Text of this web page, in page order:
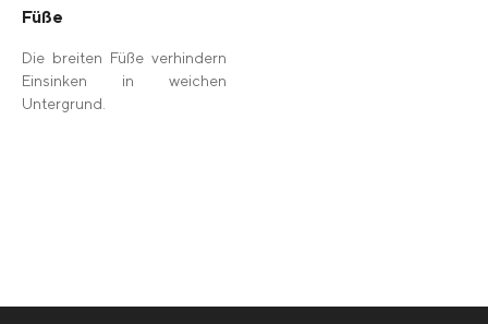
Füße
Die breiten Füße verhindern
Einsinken in weichen
Untergrund.